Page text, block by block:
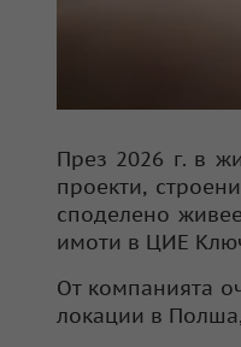
През 2026 г. в
проекти,
споделено
имоти в ЦИЕ
От компанията
локации в